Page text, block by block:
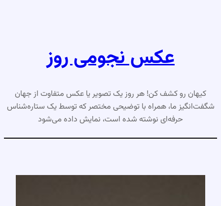
عکس نجومی روز
کیهان رو کشف کن! هر روز یک تصویر یا عکس متفاوت از جهان
شگفت‌انگیز ما، همراه با توضیحی مختصر که توسط یک ستاره‌شناس
حرفه‌ای نوشته شده است، نمایش داده می‌شود